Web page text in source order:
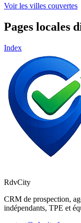
Voir les villes couvertes
Pages locales
Index
RdvCity
CRM de prospection,
indépendants, TPE et